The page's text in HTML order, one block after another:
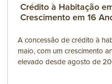
Crédito à Habitação
Crescimento em 16
A concessão de crédito à
maio, com um crescimento
elevado desde agosto de